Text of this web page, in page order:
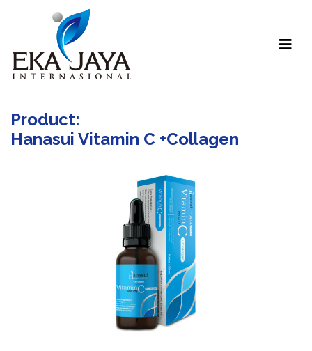
Product:
Hanasui Vitamin C +Collagen